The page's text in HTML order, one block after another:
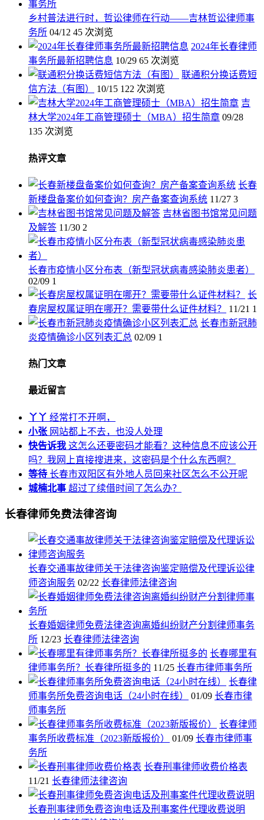
乡村普法进行时，哲讼律师在行动——吉林哲讼律师事
务所 04/12 45 次浏览
2024年长春律师
事务所最新招聘信息 10/29 65 次浏览
联通积分换话费短
信方法（有图）
10/15 122 次浏览
吉
林大学2024年工商管理硕士（MBA）招生简章 09/28
135 次浏览
热评文章
长春
新楼盘备案价如何查询？房产备案查询系统 11/27 3
吉林省图书馆常见问题
及解答 11/30 2
长春市疫情小区分布表（新型冠状病毒感染肺炎患者）
02/09 1
长
春房屋权属证明在哪开？需要带什么证件材料？
11/21 1
长春市新冠肺
炎疫情确诊小区列表汇总 02/09 1
热门文章
最近留言
丫丫 经常打不开啊，
小张 网站都上不去，也没人处理
快告诉我 这怎么还要密码才能看？这种信息不应该公开
吗？我网上直接搜进来，这密码是个什么东西啊？
等待 长春市双阳区有外地人员回来社区怎么不公开呢
城楠北事 超过了续借时间了怎么办？
长春律师免费法律咨询
长春交通事故律师关于法律咨询鉴定赔偿及代理诉讼律
师咨询服务 02/22 长春律师法律咨询
长春婚姻律师免费法律咨询离婚纠纷财产分割律师事务
所 12/23 长春律师法律咨询
长春哪里有
律师事务所？长春律所挺多的 11/25 长春市律师事务所
长春律
师事务所免费咨询电话（24小时在线）
01/09 长春市律
师事务所
长春律师
事务所收费标准（2023新版报价）
01/09 长春市律师事
务所
长春刑事律师收费价格表
11/21 长春律师法律咨询
长春刑事律师免费咨询电话及刑事案件代理收费说明